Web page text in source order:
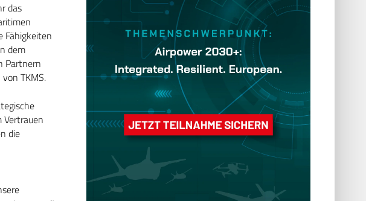
das
Fähigkeiten
dem
Partnern
TKMS.
Vertrauen
die